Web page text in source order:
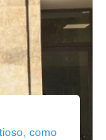
como